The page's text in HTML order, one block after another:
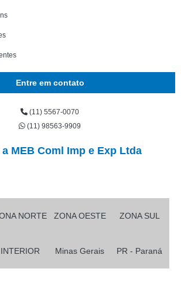
Entre em contato
(11) 5567-0070
(11) 98563-9909
MEB Coml Imp e Exp Ltda
NORTE ZONA OESTE ZONA SUL
INTERIOR Minas Gerais PR - Paraná